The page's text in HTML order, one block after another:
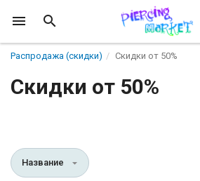
Распродажа (скидки) Скидки от 50%
Скидки от 50%
Название